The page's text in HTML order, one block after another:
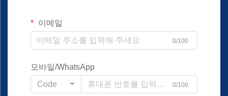
이메일
0/100
모바일/WhatsApp
Code
0/100